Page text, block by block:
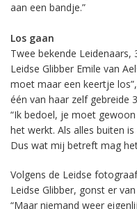
aan een bandje.”
Los gaan
Twee bekende Leidenaars,
Leidse Glibber Emile van
moet maar een keertje
één van haar zelf gebreide
“Ik bedoel, je moet
het werkt. Als alles buiten
Dus wat mij betreft mag
Volgens de Leidse
Leidse Glibber, gonst er
“Maar niemand weer